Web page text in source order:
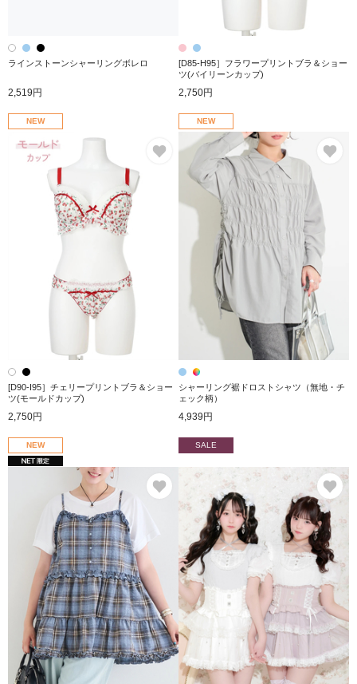
ラインストーンシャーリングボレロ
2,519円
[D85-H95］フラワープリントブラ＆ショー
ツ(バイリーンカップ)
2,750円
NEW
お気に入り
[D90-I95］チェリープリントブラ＆ショー
ツ(モールドカップ)
2,750円
NEW
シャーリング裾ドロストシャツ（無地・チ
ェック柄）
4,939円
NEW
お気に入り
SALE
お